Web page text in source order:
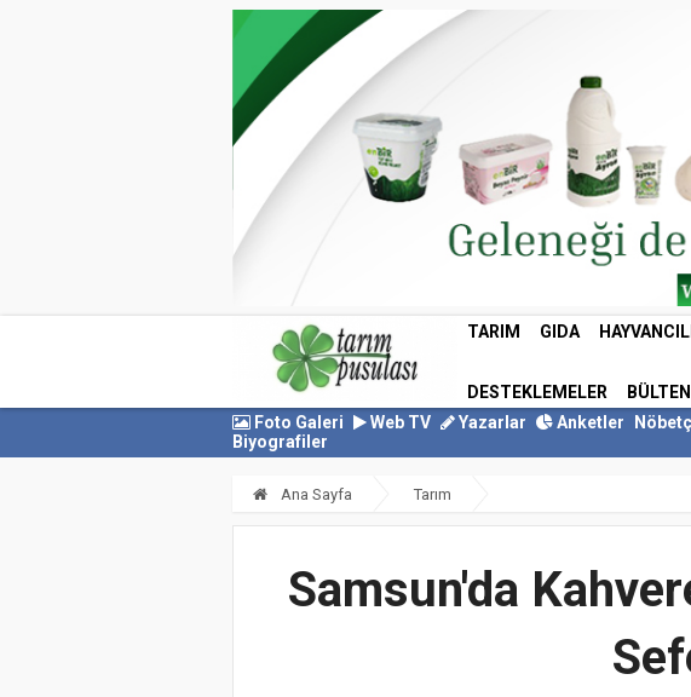
TARIM GIDA
DESTEKLEMELER BÜLTEN
Foto Galeri
Web TV Yazarlar Anketler
Biyografiler
Ana Sayfa Tarım
Samsun'da